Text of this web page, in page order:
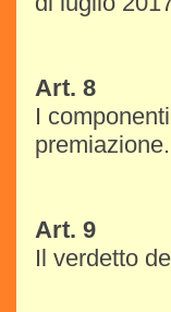
Art. 8
I
premiazione.
Art. 9
Il verdetto